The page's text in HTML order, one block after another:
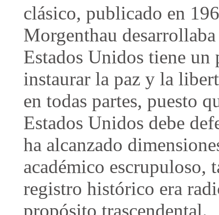
clásico, publicado en
Morgenthau
Estados Unidos tiene
instaurar la paz y la
en todas partes, puesto
Estados Unidos debe
ha alcanzado
académico escrupuloso,
registro histórico era
propósito trascendental.